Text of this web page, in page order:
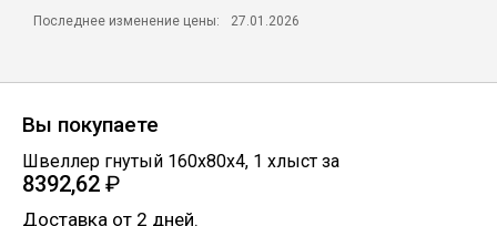
Последнее изменение цены: 27.01.2026
Вы покупаете
Швеллер гнутый 160х80х4, 1 хлыст за
8392,62 ₽
Доставка от 2 дней.